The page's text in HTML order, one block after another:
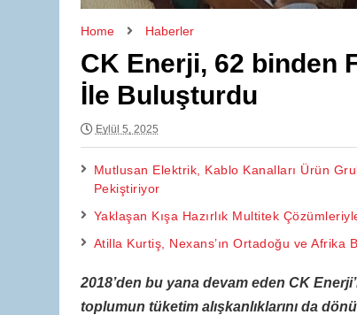
Home Haberler
CK Enerji, 62 binden
İle Buluşturdu
Eylül 5, 2025
Mutlusan Elektrik, Kablo Kanalları Ürün
Pekiştiriyor
Yaklaşan Kışa Hazırlık Multitek
Atilla Kurtiş, Nexans’ın Ortadoğu ve Afrika
2018’den bu yana devam eden CK
toplumun tüketim alışkanlıklarını da